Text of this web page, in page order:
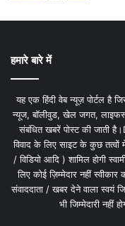
हमारे बारे में
यह एक हिंदी वेब न्यूज़ पोर्टल है
न्यूज, बॉलीवुड, खेल जगत,
संबंधित खबरें पोस्ट की जाती
विवाद के लिए साइट के कुछ तत्वों
/ विडियो आदि ) शामिल होगी
लिए कोई ज़िम्मेदार नहीं
संवाददाता / खबर देने वाला स्वयं
भी जिम्मेदारी नहीं